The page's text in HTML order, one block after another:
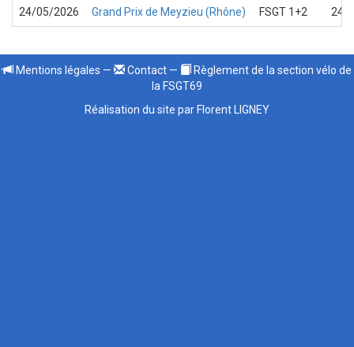
24/05/2026 Grand Prix de Meyzieu (Rhône) FSGT 1+2 24
Mentions légales — Contact —
Règlement de la section vélo de
la FSGT69
Réalisation du site par Florent LIGNEY